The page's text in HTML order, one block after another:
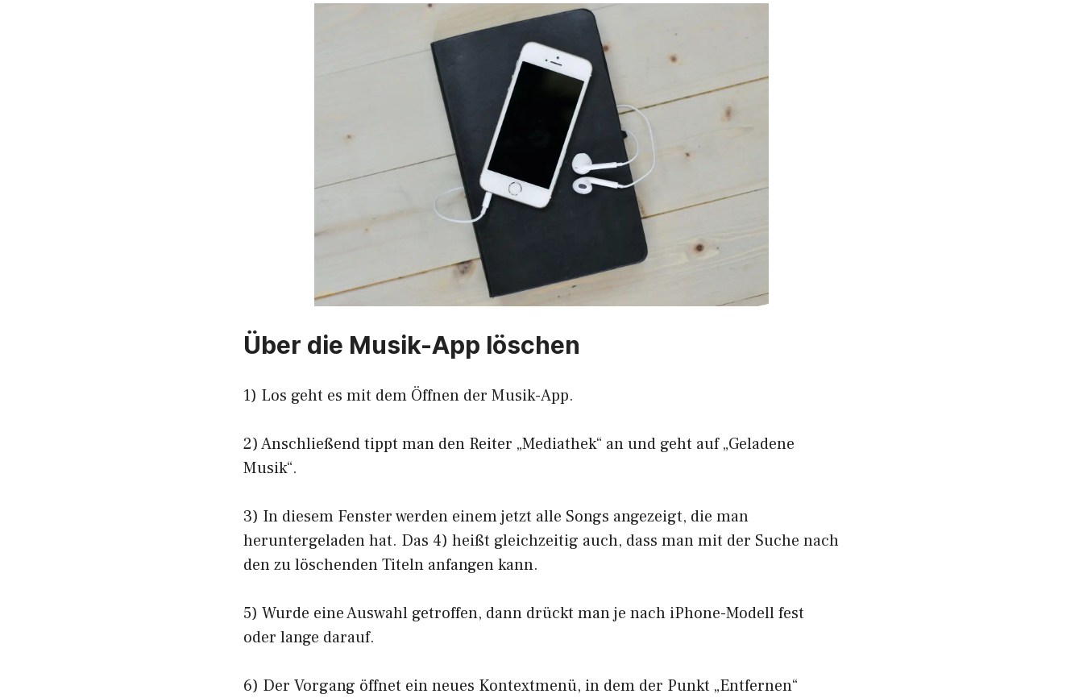
Über die Musik-App löschen
1) Los geht es mit dem Öffnen der Musik-App.
2) Anschließend tippt man den Reiter „Mediathek“ an und geht auf „Geladene
Musik“.
3) In diesem Fenster werden einem jetzt alle Songs angezeigt, die man
heruntergeladen hat. Das 4) heißt gleichzeitig auch, dass man mit der Suche nach
den zu löschenden Titeln anfangen kann.
5) Wurde eine Auswahl getroffen, dann drückt man je nach iPhone-Modell fest
oder lange darauf.
6) Der Vorgang öffnet ein neues Kontextmenü, in dem der Punkt „Entfernen“